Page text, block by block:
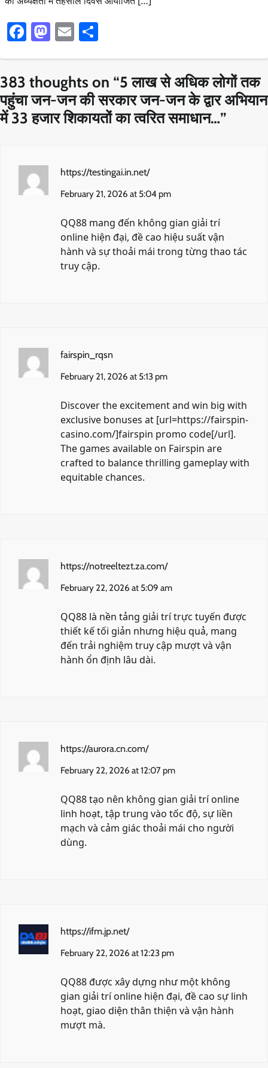
Facebook
Mastodon
Email
383 thoughts on “5 लाख से अधिक लोगों तक
पहुंचा जन-जन की सरकार जन-जन के द्वार अभियान
में 33 हजार शिकायतों का त्वरित समाधान…”
https://testingai.in.net/
February 21, 2026 at 5:04 pm
QQ88 mang đến không gian giải trí
online hiện đại, đề cao hiệu suất vận
hành và sự thoải mái trong từng thao tác
truy cập.
fairspin_rqsn
February 21, 2026 at 5:13 pm
Discover the excitement and win big with
exclusive bonuses at [url=https://fairspin-
casino.com/]fairspin promo code[/url].
The games available on Fairspin are
crafted to balance thrilling gameplay with
equitable chances.
https://notreeltezt.za.com/
February 22, 2026 at 5:09 am
QQ88 là nền tảng giải trí trực tuyến được
thiết kế tối giản nhưng hiệu quả, mang
đến trải nghiệm truy cập mượt và vận
hành ổn định lâu dài.
https://aurora.cn.com/
February 22, 2026 at 12:07 pm
QQ88 tạo nên không gian giải trí online
linh hoạt, tập trung vào tốc độ, sự liền
mạch và cảm giác thoải mái cho người
dùng.
https://ifm.jp.net/
February 22, 2026 at 12:23 pm
QQ88 được xây dựng như một không
gian giải trí online hiện đại, đề cao sự linh
hoạt, giao diện thân thiện và vận hành
mượt mà.